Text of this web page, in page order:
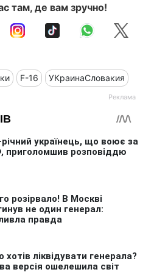
там, де вам зручно!
F-16 УКраинаСловакия